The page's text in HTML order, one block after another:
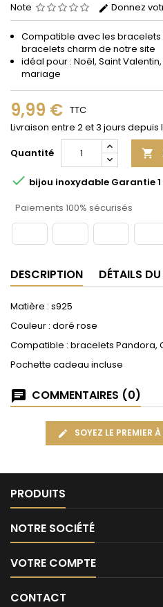
Note Donnez
Compatible avec les bracelets
bracelets charm de notre site
idéal pour : Noël, Saint
mariage
9,99 € TTC
Livraison entre 2 et 3 jours depuis
Quantité

 bijou inoxydable Garantie 1
Paiements 100% sécurisés
DESCRIPTION DÉTAILS
Matière : s925
Couleur : doré rose
Compatible : bracelets Pandora,
Pochette cadeau incluse
COMMENTAIRES (0)
SOYEZ LE PREMIER
PRODUITS
NOTRE SOCIÉTÉ
VOTRE COMPTE
CONTACT